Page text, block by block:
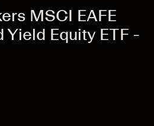
MSCI EAFE
Yield Equity ETF -